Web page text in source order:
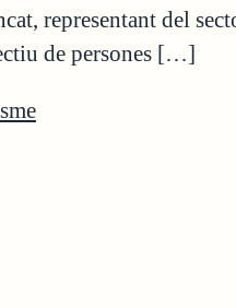
representant del
de persones […]